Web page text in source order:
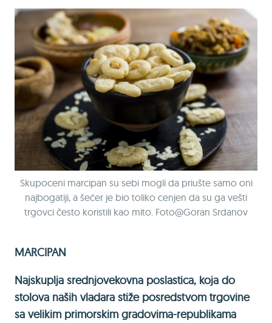
Skupoceni marcipan su sebi mogli da priušte samo oni
najbogatiji, a šećer je bio toliko cenjen da su ga vešti
trgovci često koristili kao mito. Foto@Goran Srdanov
MARCIPAN
Najskuplja srednjovekovna poslastica, koja do
stolova naših vladara stiže posredstvom trgovine
sa velikim primorskim gradovima-republikama